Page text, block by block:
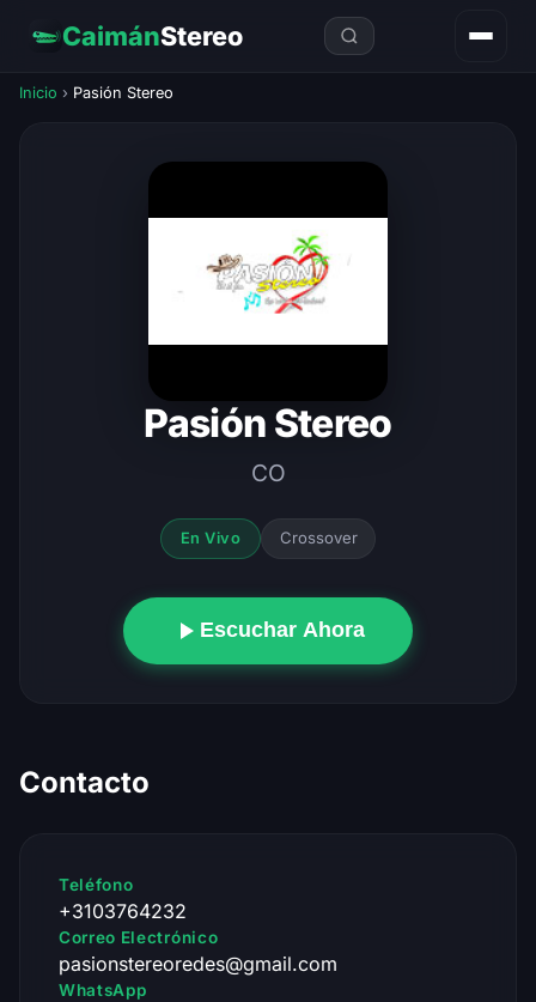
CaimánStereo
Inicio › Pasión Stereo
Pasión Stereo
CO
En Vivo Crossover
Escuchar Ahora
Contacto
Teléfono
+3103764232
Correo Electrónico
pasionstereoredes@gmail.com
WhatsApp